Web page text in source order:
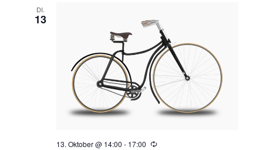
DI.
13
13. Oktober @ 14:00 - 17:00 Wiederholung